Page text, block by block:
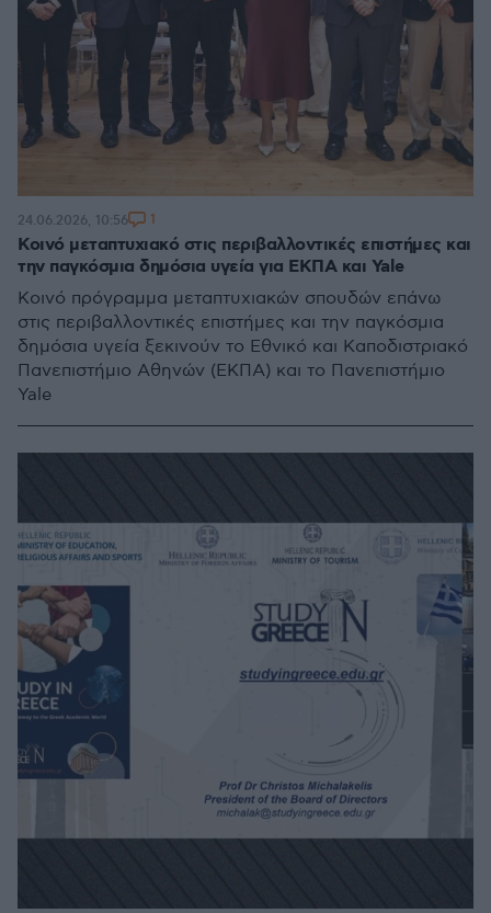
Κοινό μεταπτυχιακό στις περιβαλλοντικές επιστήμες και
την παγκόσμια δημόσια υγεία για ΕΚΠΑ και Yale
Κοινό πρόγραμμα μεταπτυχιακών σπουδών επάνω
στις περιβαλλοντικές επιστήμες και την παγκόσμια
δημόσια υγεία ξεκινούν το Εθνικό και Καποδιστριακό
Πανεπιστήμιο Αθηνών (ΕΚΠΑ) και το Πανεπιστήμιο
Yale
24.06.2026, 10:56 1